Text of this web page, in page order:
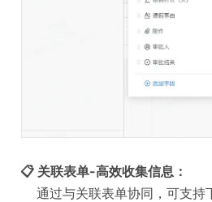
📋 关联表单-高效收集信息：
通过与关联表单协同，可支